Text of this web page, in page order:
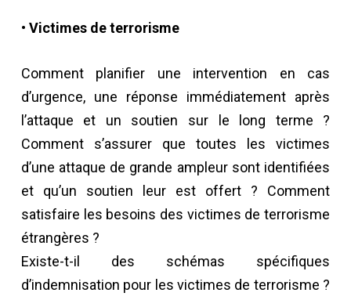
• Victimes de terrorisme
Comment planifier une intervention en cas
d’urgence, une réponse immédiatement après
l’attaque et un soutien sur le long terme ?
Comment s’assurer que toutes les victimes
d’une attaque de grande ampleur sont identifiées
et qu’un soutien leur est offert ? Comment
satisfaire les besoins des victimes de terrorisme
étrangères ?
Existe-t-il des schémas spécifiques
d’indemnisation pour les victimes de terrorisme ?